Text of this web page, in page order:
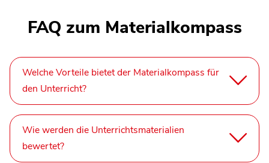
FAQ zum Materialkompass
Welche Vorteile bietet der Materialkompass für
den Unterricht?
Wie werden die Unterrichtsmaterialien
bewertet?